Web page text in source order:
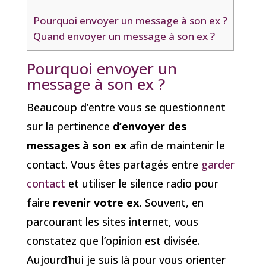
Pourquoi envoyer un message à son ex ?
Quand envoyer un message à son ex ?
Pourquoi envoyer un
message à son ex ?
Beaucoup d’entre vous se questionnent
sur la pertinence d’envoyer des
messages à son exafin de maintenir le
contact. Vous êtes partagés entre garder
contact et utiliser le silence radio pour
faire revenir votre ex. Souvent, en
parcourant les sites internet, vous
constatez que l’opinion est divisée.
Aujourd’hui je suis là pour vous orienter